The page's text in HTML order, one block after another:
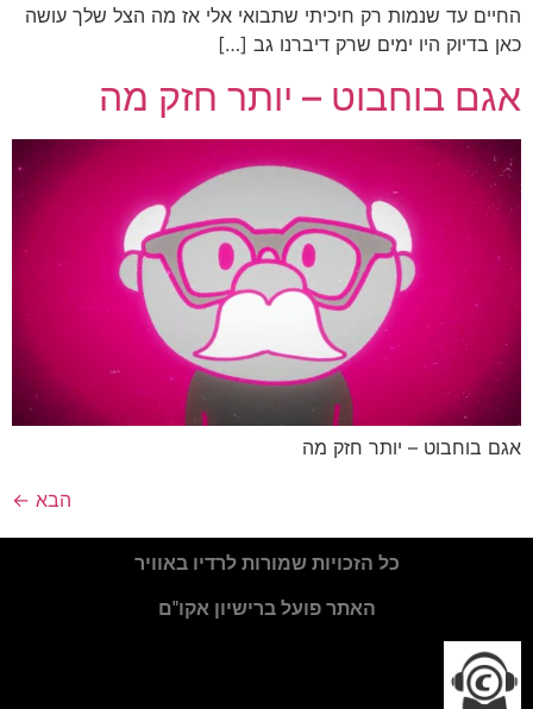
החיים עד שנמות רק חיכיתי שתבואי אלי אז מה הצל שלך עושה
כאן בדיוק היו ימים שרק דיברנו גב […]
אגם בוחבוט – יותר חזק מה
אגם בוחבוט – יותר חזק מה
הבא ←
כל הזכויות שמורות לרדיו באוויר
האתר פועל ברישיון אקו"ם